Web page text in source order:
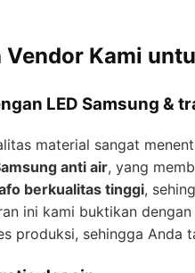
Kami
LED Samsung &
material sangat
anti air, yang
berkualitas tinggi,
ini kami buktikan
produksi, sehingga Anda